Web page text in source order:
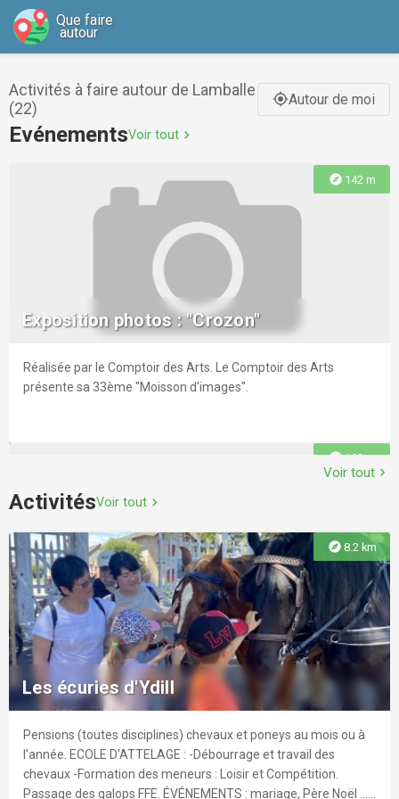
Que faire
autour
Activités à faire autour de Lamballe
(22)
gps_fixedAutour de moi
EvénementsVoir tout chevron_right
explore 142 m
Exposition photos : "Crozon"
Réalisée par le Comptoir des Arts. Le Comptoir des Arts
présente sa 33ème "Moisson d'images".
explore193 m
Exposition photos : "De l'autre côté de
l'objectif"
Réalisée par le Comptoir des Arts. Le Comptoir des Arts
présente sa 33ème "Moisson d'images".
explore257 m
Voir tout chevron_right
ActivitésVoir tout chevron_right
explore 8.2 km
Les écuries d'Ydill
Pensions (toutes disciplines) chevaux et poneys au mois ou à
l'année. ECOLE D'ATTELAGE : -Débourrage et travail des
chevaux -Formation des meneurs : Loisir et Compétition.
Passage des galops FFE. ÉVÉNEMENTS : mariage, Père Noël ...